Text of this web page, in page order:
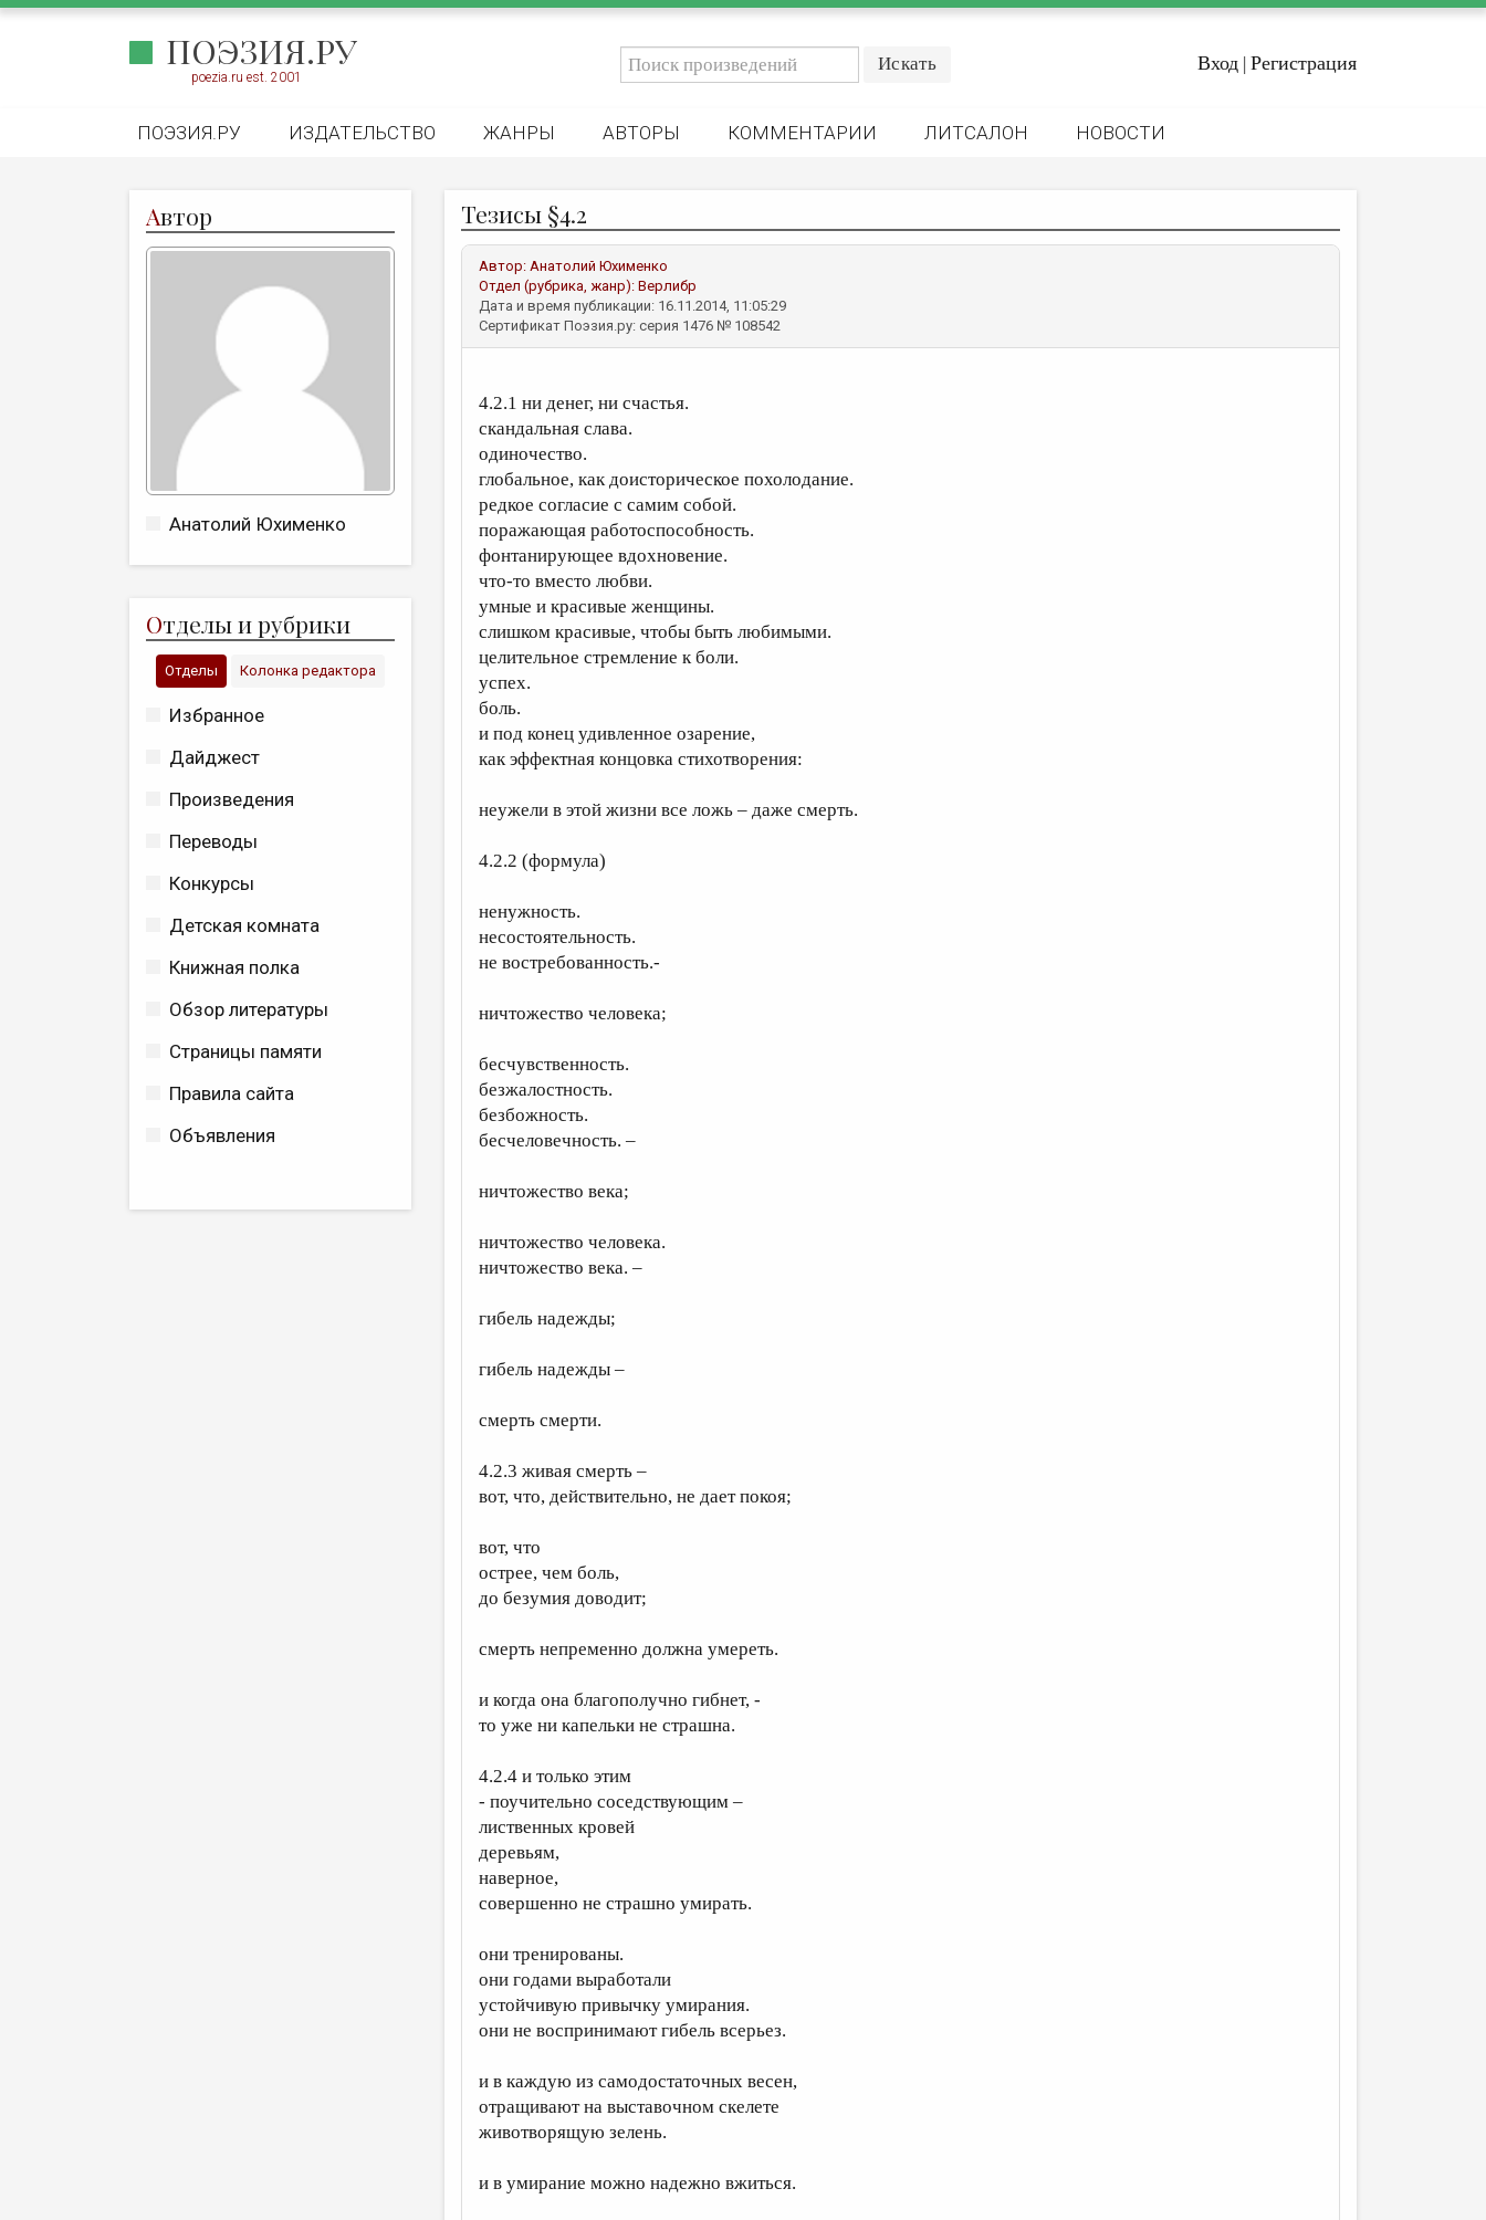
ПОЭЗИЯ.РУ
poezia.ru est. 2001
Вход | Регистрация
ПОЭЗИЯ.РУ ИЗДАТЕЛЬСТВО ЖАНРЫ АВТОРЫ КОММЕНТАРИИ ЛИТСАЛОН НОВОСТИ
Автор
Анатолий Юхименко
Отделы и рубрики
Отделы Колонка редактора
Избранное
Дайджест
Произведения
Переводы
Конкурсы
Детская комната
Книжная полка
Обзор литературы
Страницы памяти
Правила сайта
Объявления
Тезисы §4.2
Автор: Анатолий Юхименко
Отдел (рубрика, жанр): Верлибр
Дата и время публикации: 16.11.2014, 11:05:29
Сертификат Поэзия.ру: серия 1476 № 108542
4.2.1 ни денег, ни счастья.
скандальная слава.
одиночество.
глобальное, как доисторическое похолодание.
редкое согласие с самим собой.
поражающая работоспособность.
фонтанирующее вдохновение.
что-то вместо любви.
умные и красивые женщины.
слишком красивые, чтобы быть любимыми.
целительное стремление к боли.
успех.
боль.
и под конец удивленное озарение,
как эффектная концовка стихотворения:
неужели в этой жизни все ложь – даже смерть.
4.2.2 (формула)
ненужность.
несостоятельность.
не востребованность.-
ничтожество человека;
бесчувственность.
безжалостность.
безбожность.
бесчеловечность. –
ничтожество века;
ничтожество человека.
ничтожество века. –
гибель надежды;
гибель надежды –
смерть смерти.
4.2.3 живая смерть –
вот, что, действительно, не дает покоя;
вот, что
острее, чем боль,
до безумия доводит;
смерть непременно должна умереть.
и когда она благополучно гибнет, -
то уже ни капельки не страшна.
4.2.4 и только этим
- поучительно соседствующим –
лиственных кровей
деревьям,
наверное,
совершенно не страшно умирать.
они тренированы.
они годами выработали
устойчивую привычку умирания.
они не воспринимают гибель всерьез.
и в каждую из самодостаточных весен,
отращивают на выставочном скелете
животворящую зелень.
и в умирание можно надежно вжиться.